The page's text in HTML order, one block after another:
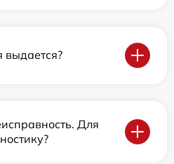
выдается?
Для